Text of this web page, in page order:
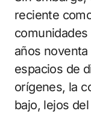
reciente
años
espacios de
orígenes, la
bajo, lejos